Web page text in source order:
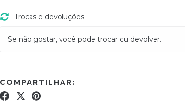
Trocas e devoluções
Se não gostar, você pode trocar ou devolver.
COMPARTILHAR: